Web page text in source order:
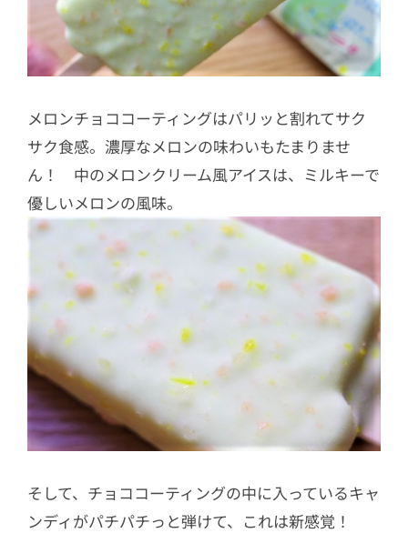
メロンチョココーティングはパリッと割れてサク
サク食感。濃厚なメロンの味わいもたまりませ
ん！ 中のメロンクリーム風アイスは、ミルキーで
優しいメロンの風味。
そして、チョココーティングの中に入っているキャ
ンディがパチパチっと弾けて、これは新感覚！